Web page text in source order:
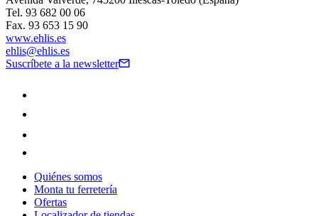
Tel. 93 682 00 06
Fax. 93 653 15 90
www.ehlis.es
ehlis@ehlis.es
Suscríbete a la newsletter
Quiénes somos
Monta tu ferretería
Ofertas